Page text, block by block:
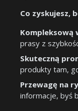
Co zyskujesz,
Kompleksową
prasy z
Skuteczną
produkty tam,
Przewagę na
informacje, byś